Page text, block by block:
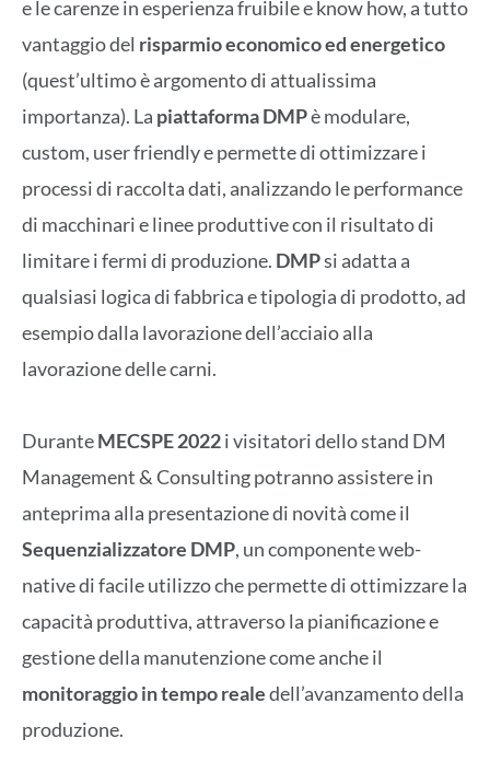
e le carenze in esperienza fruibile e know how, a tutto
vantaggio del risparmio economico ed energetico
(quest’ultimo è argomento di attualissima
importanza). La piattaforma DMPè modulare,
custom, user friendly e permette di ottimizzare i
processi di raccolta dati, analizzando le performance
di macchinari e linee produttive con il risultato di
limitare i fermi di produzione. DMPsi adatta a
qualsiasi logica di fabbrica e tipologia di prodotto, ad
esempio dalla lavorazione dell’acciaio alla
lavorazione delle carni.
DuranteMECSPE 2022i visitatori dello stand DM
Management & Consulting potranno assistere in
anteprima alla presentazione di novità come il
Sequenzializzatore DMP, un componente web-
native di facile utilizzo che permette di ottimizzare la
capacità produttiva, attraverso la pianificazione e
gestione della manutenzione come anche il
monitoraggio in tempo realedell’avanzamento della
produzione.